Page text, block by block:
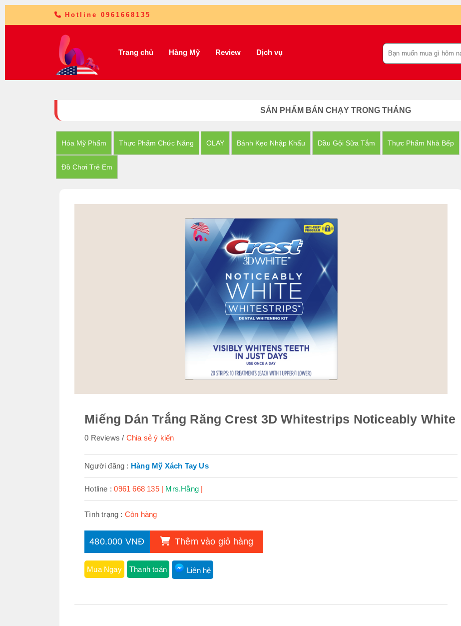
Hotline 0961668135
Trang chủ Hàng Mỹ Review Dịch vụ
SẢN PHẨM BÁN CHẠY TRONG THÁNG
Hóa Mỹ Phẩm Thực Phẩm Chức Năng OLAY Bánh Kẹo Nhập Khẩu Dầu Gội Sữa Tắm Thực Phẩm Nhà Bếp
Đồ Chơi Trẻ Em
Miếng Dán Trắng Răng Crest 3D Whitestrips Noticeably White
0 Reviews Chia sẻ ý kiến
Người đăng : Hàng Mỹ Xách Tay Us
Hotline :0961 668 135 | Mrs.Hằng|
Tình trạng : Còn hàng
480.000 VNĐ Thêm vào giỏ hàng
Mua Ngay Thanh toán Liên hệ